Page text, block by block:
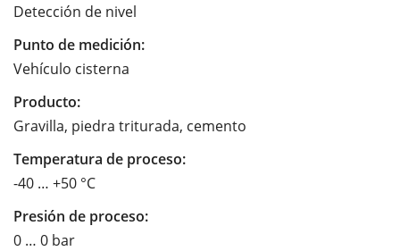
Detección de nivel
Punto de medición:
Vehículo cisterna
Producto:
Gravilla, piedra triturada, cemento
Temperatura de proceso:
-40 … +50 °C
Presión de proceso:
0 … 0 bar